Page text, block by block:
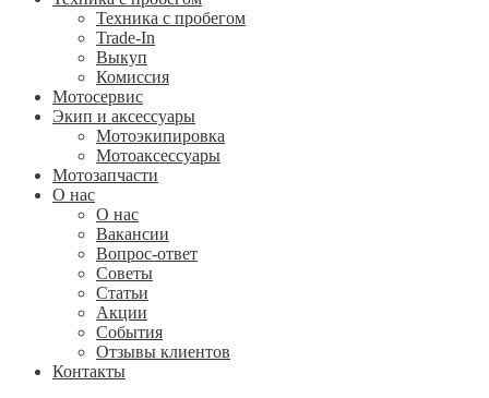
Техника с пробегом
Trade-In
Выкуп
Комиссия
Мотосервис
Экип и аксессуары
Мотоэкипировка
Мотоаксессуары
Мотозапчасти
О нас
О нас
Вакансии
Вопрос-ответ
Советы
Статьи
Акции
События
Отзывы клиентов
Контакты